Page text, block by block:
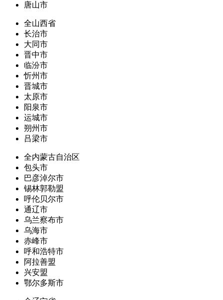
唐山市
全山西省
长治市
大同市
晋中市
临汾市
忻州市
晋城市
太原市
阳泉市
运城市
朔州市
吕梁市
全内蒙古自治区
包头市
巴彦淖尔市
锡林郭勒盟
呼伦贝尔市
通辽市
乌兰察布市
乌海市
赤峰市
呼和浩特市
阿拉善盟
兴安盟
鄂尔多斯市